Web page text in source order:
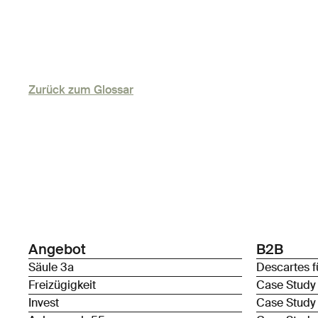
Zurück zum Glossar
Angebot
Säule 3a
Freizügigkeit
Invest
B2B
Descartes
Case Study
Case